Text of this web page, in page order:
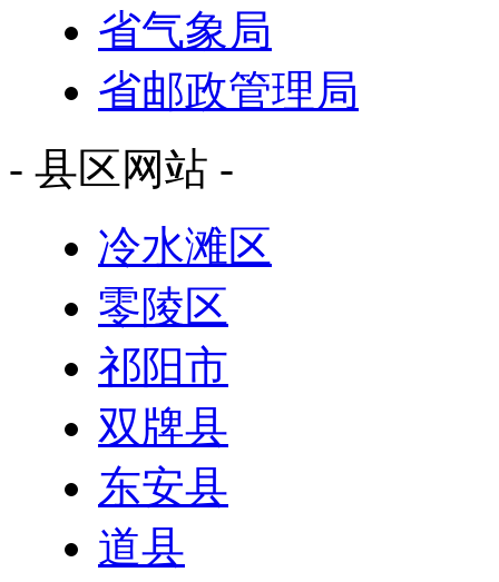
省气象局
省邮政管理局
- 县区网站 -
冷水滩区
零陵区
祁阳市
双牌县
东安县
道县